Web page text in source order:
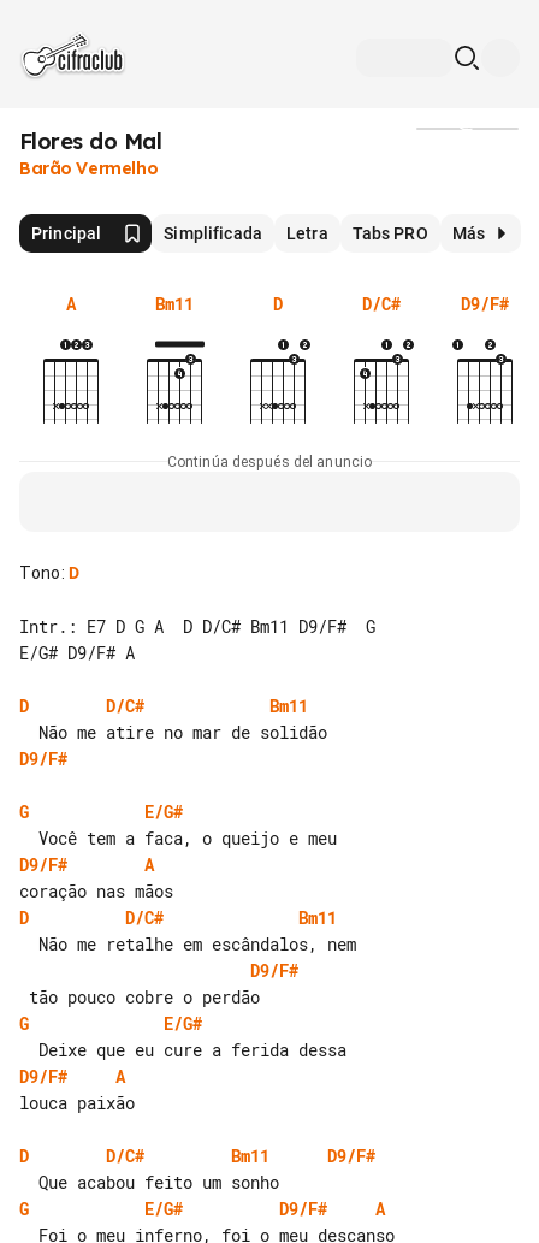
Flores do Mal
Barão Vermelho
Principal Simplificada Letra Tabs PRO Más
A Bm11 D D/C# D9/F#
Continúa después del anuncio
Tono: D
Intr.: E7 D G A  D D/C# Bm11 D9/F#  G
E/G# D9/F# A
D D/C#
Bm11
D9/F#
G
E/G#
D9/F#
A
D
D/C#
Bm11
D9/F#
G
E/G#
D9/F#
A
louca paixão
D D/C# Bm11
D9/F#
G
E/G# D9/F#
A